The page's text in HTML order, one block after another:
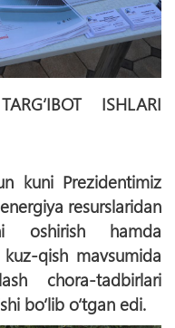
ISHLARI
kuni Prezidentimiz
resurslaridan
oshirish hamda
qish mavsumida
chora-tadbirlari
bо‘lib о‘tgan edi.